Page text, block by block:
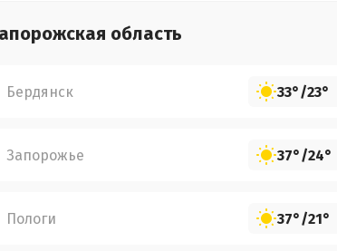
область
Бердянск 33°/23°
Запорожье 37°/24°
Пологи 37°/21°